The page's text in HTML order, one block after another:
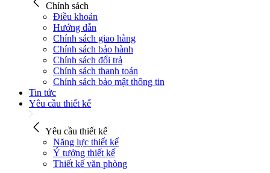
Chính sách
Điều khoản
Hướng dẫn
Chính sách giao hàng
Chính sách bảo hành
Chính sách đổi trả
Chính sách thanh toán
Chính sách bảo mật thông tin
Tin tức
Yêu cầu thiết kế
Yêu cầu thiết kế
Năng lực thiết kế
Ý tưởng thiết kế
Thiết kế văn phòng